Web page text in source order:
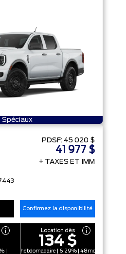
Spéciaux
PDSF: 45 020 $
41 977 $
+ TAXES ET IMM
Confirmez la disponibilité
|
Location dès
134 $
hebdomadaire | 6.29% | 48mo